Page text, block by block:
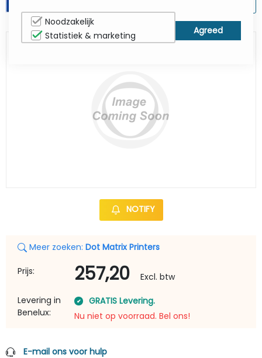
NOTIFY
Meer zoeken: Dot Matrix Printers
Prijs: 257,20
Excl. btw
Levering in
Benelux:
GRATIS Levering.
Nu niet op voorraad. Bel ons!
E-mail ons voor hulp
Noodzakelijk
Statistiek & marketing